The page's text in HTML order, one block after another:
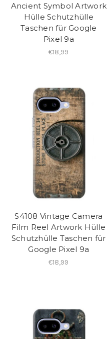
Ancient Symbol Artwork
Hülle Schutzhülle
Taschen für Google
Pixel 9a
€18,99
S4108 Vintage Camera
Film Reel Artwork Hülle
Schutzhülle Taschen für
Google Pixel 9a
€18,99